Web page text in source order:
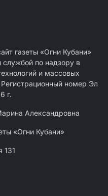
газеты «Огни Кубани»
службой по надзору в
и массовых
номер Эл
г.
Александровна
«Огни Кубани»
131